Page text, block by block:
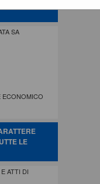
SA
ECONOMICO
LE
ATTI DI